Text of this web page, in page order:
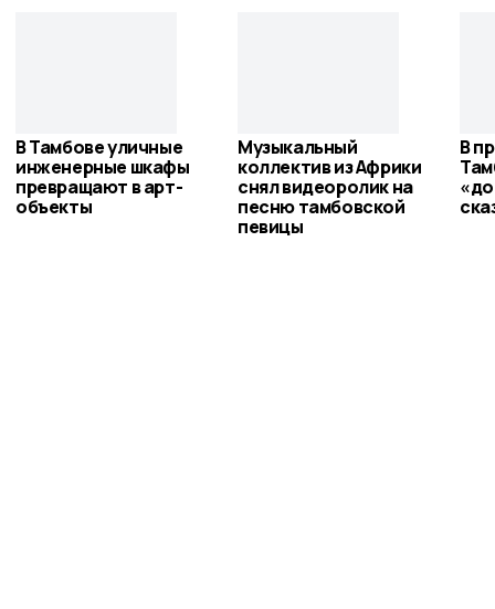
В Тамбове уличные
инженерные шкафы
превращают в арт-
объекты
Музыкальный
коллектив из Африки
снял видеоролик на
песню тамбовской
певицы
В